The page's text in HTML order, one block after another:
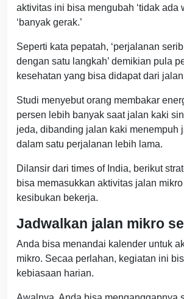
aktivitas ini bisa mengubah ‘tidak ada
‘banyak gerak.’
Seperti kata pepatah, ‘perjalanan
dengan satu langkah’ demikian pula
kesehatan yang bisa didapat dari
Studi menyebut orang membakar
persen lebih banyak saat jalan kaki
jeda, dibanding jalan kaki menempuh
dalam satu perjalanan lebih lama.
Dilansir dari times of India, berikut
bisa memasukkan aktivitas jalan
kesibukan bekerja.
Jadwalkan jalan mikro
Anda bisa menandai kalender untuk
mikro. Secaa perlahan, kegiatan ini
kebiasaan harian.